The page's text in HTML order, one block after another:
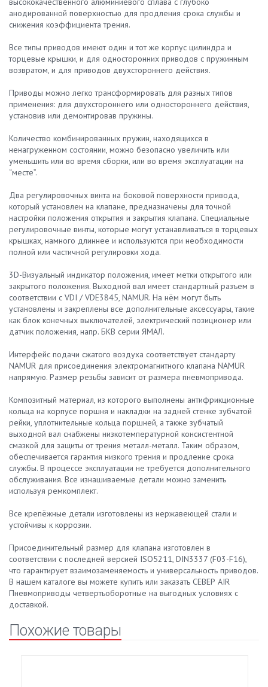
анодированной поверхностью для продления срока службы и
снижения коэффициента трения.
Все типы приводов имеют один и тот же корпус цилиндра и
торцевые крышки, и для односторонних приводов с пружинным
возвратом, и для приводов двухстороннего действия.
Приводы можно легко трансформировать для разных типов
применения: для двухстороннего или одностороннего действия,
установив или демонтировав пружины.
Количество комбинированных пружин, находящихся в
ненагруженном состоянии, можно безопасно увеличить или
уменьшить или во время сборки, или во время эксплуатации на
“месте”.
Два регулировочных винта на боковой поверхности привода,
который установлен на клапане, предназначены для точной
настройки положения открытия и закрытия клапана. Специальные
регулировочные винты, которые могут устанавливаться в торцевых
крышках, намного длиннее и используются при необходимости
полной или частичной регулировки хода.
3D-Визуальный индикатор положения, имеет метки открытого или
закрытого положения. Выходной вал имеет стандартный разъем в
соответствии с VDI / VDE3845, NAMUR. На нём могут быть
установлены и закреплены все дополнительные аксессуары, такие
как блок конечных выключателей, электрический позиционер или
датчик положения, напр. БКВ серии ЯМАЛ.
Интерфейс подачи сжатого воздуха соответствует стандарту
NAMUR для присоединения электромагнитного клапана NAMUR
напрямую. Размер резьбы зависит от размера пневмопривода.
Композитный материал, из которого выполнены антифрикционные
кольца на корпусе поршня и накладки на задней стенке зубчатой
рейки, уплотнительные кольца поршней, а также зубчатый
выходной вал снабжены низкотемпературной консистентной
смазкой для защиты от трения металл-металл. Таким образом,
обеспечивается гарантия низкого трения и продление срока
службы. В процессе эксплуатации не требуется дополнительного
обслуживания. Все изнашиваемые детали можно заменить
используя ремкомплект.
Все крепёжные детали изготовлены из нержавеющей стали и
устойчивы к коррозии.
Присоединительный размер для клапана изготовлен в
соответствии с последней версией ISO5211, DIN3337 (F03-F16),
что гарантирует взаимозаменяемость и универсальность приводов.
В нашем каталоге вы можете купить или заказать СЕВЕР AIR
Пневмоприводы четвертьоборотныe на выгодных условиях с
доставкой.
Похожие товары